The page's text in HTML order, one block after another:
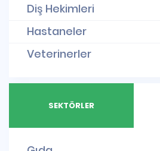
Diş Hekimleri
Hastaneler
Veterinerler
SEKTÖRLER